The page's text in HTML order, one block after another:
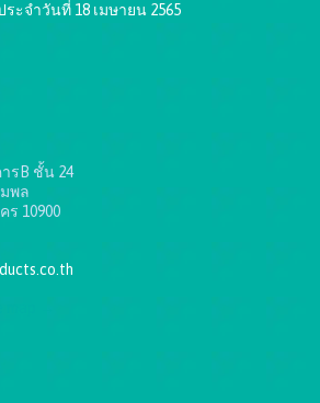
ะจำวันที่ 18 เมษายน 2565
รB ชั้น 24
พล
ร 10900